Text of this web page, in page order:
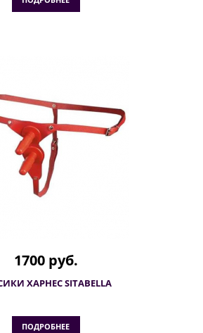
1700 руб.
ХАРНЕС SITABELLA
ПОДРОБНЕЕ